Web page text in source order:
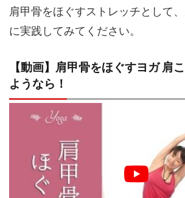
肩甲骨をほぐすストレッチとして
に実践してみてください。
【動画】肩甲骨をほぐすヨガ 肩
ようなら！